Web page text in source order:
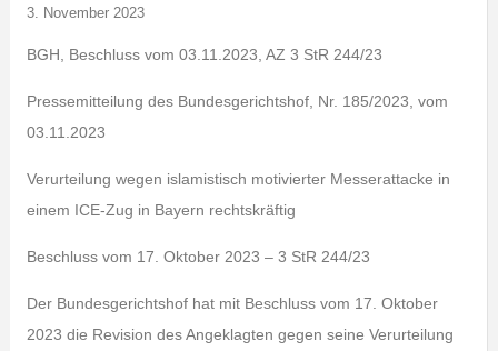
3. November 2023
BGH, Beschluss vom 03.11.2023, AZ 3 StR 244/23
Pressemitteilung des Bundesgerichtshof, Nr. 185/2023, vom
03.11.2023
Verurteilung wegen islamistisch motivierter Messerattacke in
einem ICE-Zug in Bayern rechtskräftig
Beschluss vom 17. Oktober 2023 – 3 StR 244/23
Der Bundesgerichtshof hat mit Beschluss vom 17. Oktober
2023 die Revision des Angeklagten gegen seine Verurteilung